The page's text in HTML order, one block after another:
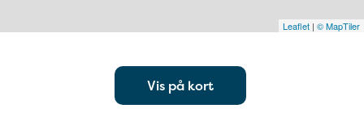
Leaflet | © MapTiler
Vis på kort